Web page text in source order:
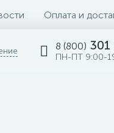
Оплата и
8 (800) 301
ПН-ПТ 9:00-